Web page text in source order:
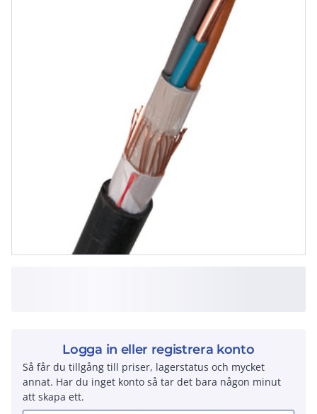
Logga in eller registrera konto
Så får du tillgång till priser, lagerstatus och mycket
annat. Har du inget konto så tar det bara någon minut
att skapa ett.